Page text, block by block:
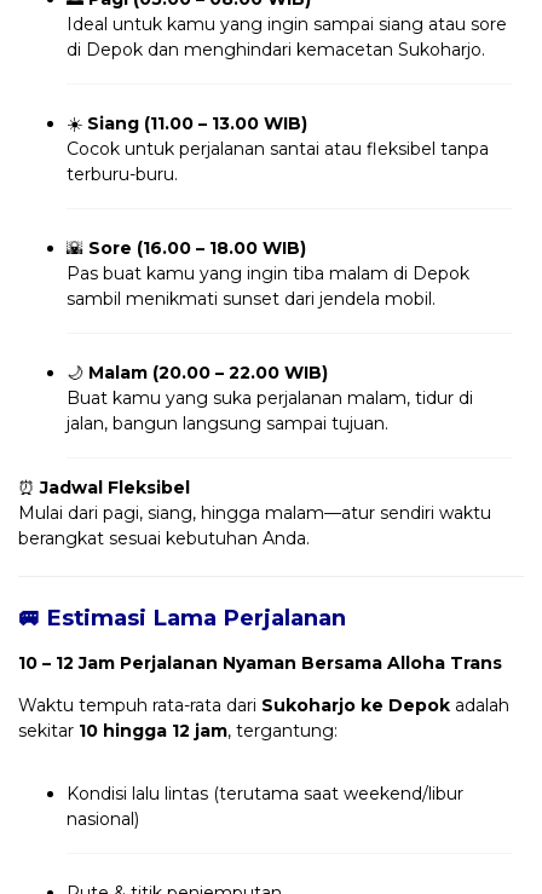
Ideal untuk kamu yang ingin sampai siang atau sore
di Depok dan menghindari kemacetan Sukoharjo.
☀️ Siang (11.00 – 13.00 WIB)
Cocok untuk perjalanan santai atau fleksibel tanpa
terburu-buru.
🌇 Sore (16.00 – 18.00 WIB)
Pas buat kamu yang ingin tiba malam di Depok
sambil menikmati sunset dari jendela mobil.
🌙 Malam (20.00 – 22.00 WIB)
Buat kamu yang suka perjalanan malam, tidur di
jalan, bangun langsung sampai tujuan.
⏰Jadwal Fleksibel
Mulai dari pagi, siang, hingga malam—atur sendiri waktu
berangkat sesuai kebutuhan Anda.
🚐 Estimasi Lama Perjalanan
10 – 12 Jam Perjalanan Nyaman Bersama Alloha Trans
Waktu tempuh rata-rata dari Sukoharjo ke Depok adalah
sekitar 10 hingga 12 jam, tergantung:
Kondisi lalu lintas (terutama saat weekend/libur
nasional)